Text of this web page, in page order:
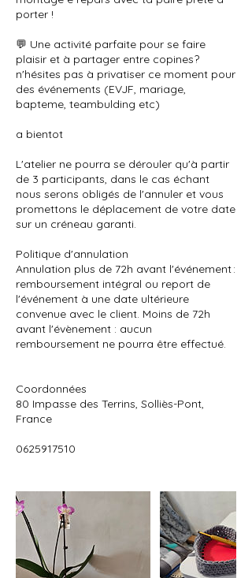
porter !
💬 Une activité parfaite pour se faire
plaisir et à partager entre copines?
n'hésites pas à privatiser ce moment pour
des événements (EVJF, mariage,
bapteme, teambulding etc)
a bientot
L'atelier ne pourra se dérouler qu'à partir
de 3 participants, dans le cas échant
nous serons obligés de l'annuler et vous
promettons le déplacement de votre date
sur un créneau garanti.
Politique d'annulation
Annulation plus de 72h avant l'événement :
remboursement intégral ou report de
l'événement à une date ultérieure
convenue avec le client. Moins de 72h
avant l'évènement : aucun
remboursement ne pourra être effectué.
Coordonnées
80 Impasse des Terrins, Solliès-Pont,
France
0625917510